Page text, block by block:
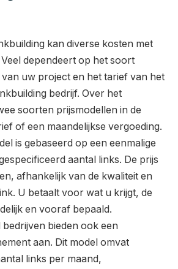
kan diverse kosten met
dependeert op het soort
uw project en het tarief van het
bedrijf. Over het
soorten prijsmodellen in de
of een maandelijkse vergoeding.
is gebaseerd op een eenmalige
aantal links. De prijs
afhankelijk van de kwaliteit en
U betaalt voor wat u krijgt, de
en vooraf bepaald.
bieden ook een
aan. Dit model omvat
links per maand,